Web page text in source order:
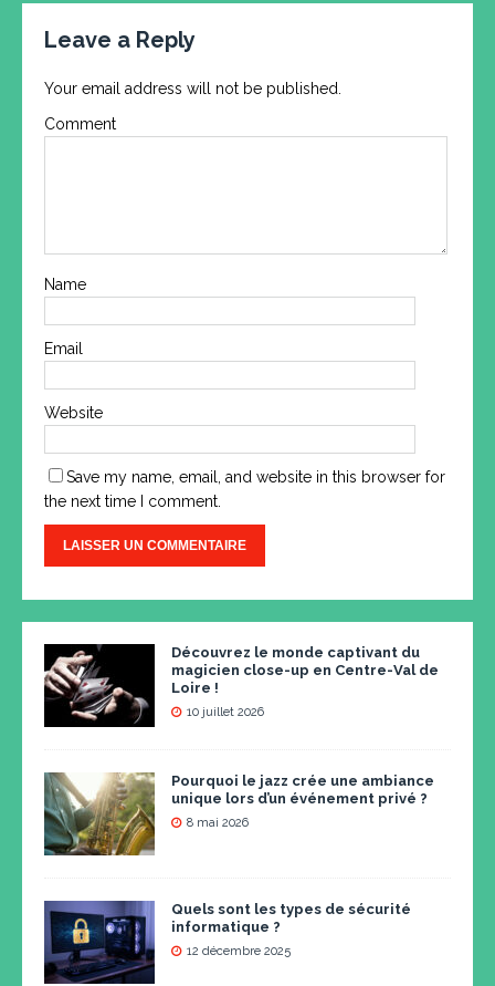
Leave a Reply
Your email address will not be published.
Comment
Name
Email
Website
Save my name, email, and website in this browser for
the next time I comment.
Découvrez le monde captivant du
magicien close-up en Centre-Val de
Loire !
10 juillet 2026
Pourquoi le jazz crée une ambiance
unique lors d’un événement privé ?
8 mai 2026
Quels sont les types de sécurité
informatique ?
12 décembre 2025